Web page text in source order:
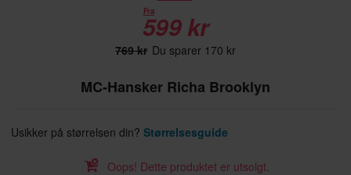
Fra
599 kr
769 kr Du sparer 170 kr
MC-Hansker Richa Brooklyn
Usikker på størrelsen din? Størrelsesguide
Oops! Dette produktet er utsolgt.